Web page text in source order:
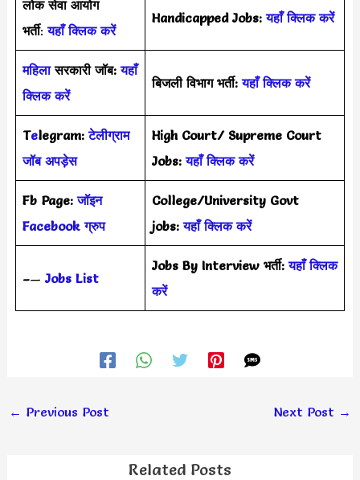
लोक सेवा आयोग
भर्ती:यहाँ क्लिक करें
Handicapped Jobs:यहाँ क्लिक करें
महिलासरकारी जॉब: यहाँ
क्लिक करें
बिजली विभाग भर्ती:यहाँ क्लिक करें
Telegram: टेलीग्राम
जॉब अपड़ेस
High Court/ Supreme Court
Jobs:यहाँ क्लिक करें
Fb Page:जॉइन
Facebook ग्रुप
College/University Govt
jobs:यहाँ क्लिक करें
–— Jobs List
Jobs By Interview भर्ती:यहाँ क्लिक
करें
← Previous Post Next Post →
Related Posts